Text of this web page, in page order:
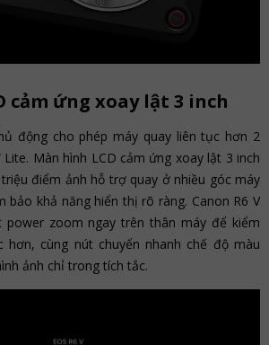
cảm ứng xoay lật 3 inch
động cho phép máy quay liên tục hơn 2
Lite. Màn hình LCD cảm ứng xoay lật 3 inch
điểm ảnh hỗ trợ quay ở nhiều góc máy
bảo khả năng hiển thị rõ ràng. Canon R6 V
power zoom ngay trên thân máy để kiểm
hơn, cùng nút chuyển nhanh chế độ màu
ảnh chỉ trong tích tắc.